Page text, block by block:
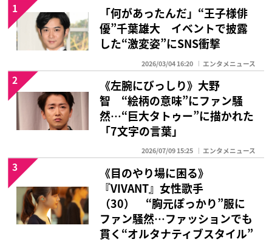
「何があったんだ」“王子様俳
優”千葉雄大 イベントで披露
した“激変姿”にSNS衝撃
2026/03/04 16:20 エンタメニュース
1
《左腕にびっしり》大野
智 “絵柄の意味”にファン騒
然…“巨大タトゥー”に描かれた
「7文字の言葉」
2026/07/09 15:25 エンタメニュース
2
《目のやり場に困る》
『VIVANT』女性歌手
（30） “胸元ぽっかり”服に
ファン騒然…ファッションでも
貫く“オルタナティブスタイル”
3